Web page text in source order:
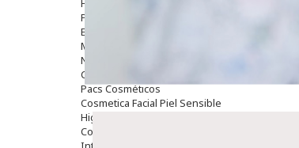
Perfumes Y Colonias
Exfoliantes Corporales
Manos Y Uñas
Nutricosmética
Cosmetica De Pies
Pacs Cosméticos
Cosmetica Facial Piel Sensible
Higiene
Corporal